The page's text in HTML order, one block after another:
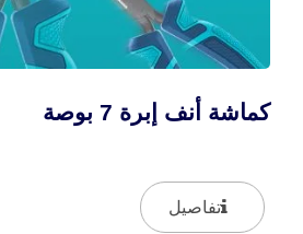
كماشة أنف إبرة 7 بوصة
تفاصيل